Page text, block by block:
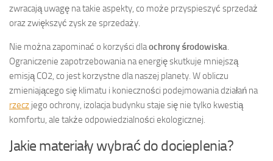
zwracają uwagę na takie aspekty, co może przyspieszyć sprzedaż
oraz zwiększyć zysk ze sprzedaży.
Nie można zapominać o korzyści dlaochrony środowiska.
Ograniczenie zapotrzebowania na energię skutkuje mniejszą
emisją CO2, co jest korzystne dla naszej planety. W obliczu
zmieniającego się klimatu i konieczności podejmowania działań na
rzecz jego ochrony, izolacja budynku staje się nie tylko kwestią
komfortu, ale także odpowiedzialności ekologicznej.
Jakie materiały wybrać do docieplenia?